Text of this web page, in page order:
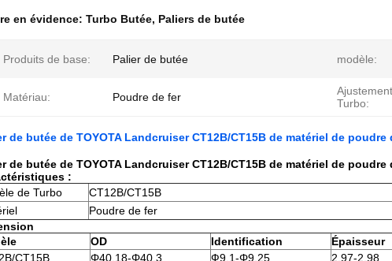
en évidence: Turbo Butée, Paliers de butée
Produits de base: Palier de butée modèle:
Matériau: Poudre de fer
Turbo:
de butée de TOYOTA Landcruiser CT12B/CT15B de matériel de poudre
de butée de TOYOTA Landcruiser CT12B/CT15B de matériel de poudre
:
de Turbo
CT12B/CT15B
Poudre de fer
OD Identification
Épaisseur
CT15B
Φ40.18-Φ40.3 Ф9.1-Φ9.25
2.97-2.98